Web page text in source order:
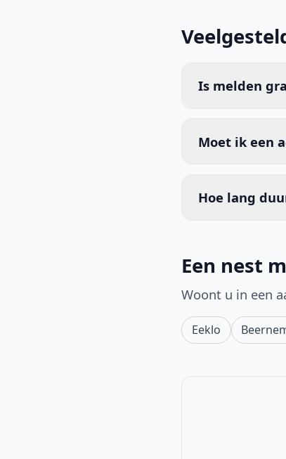
Is melden
Moet ik een
Hoe lang
Een nest
Woont u in een
Eeklo